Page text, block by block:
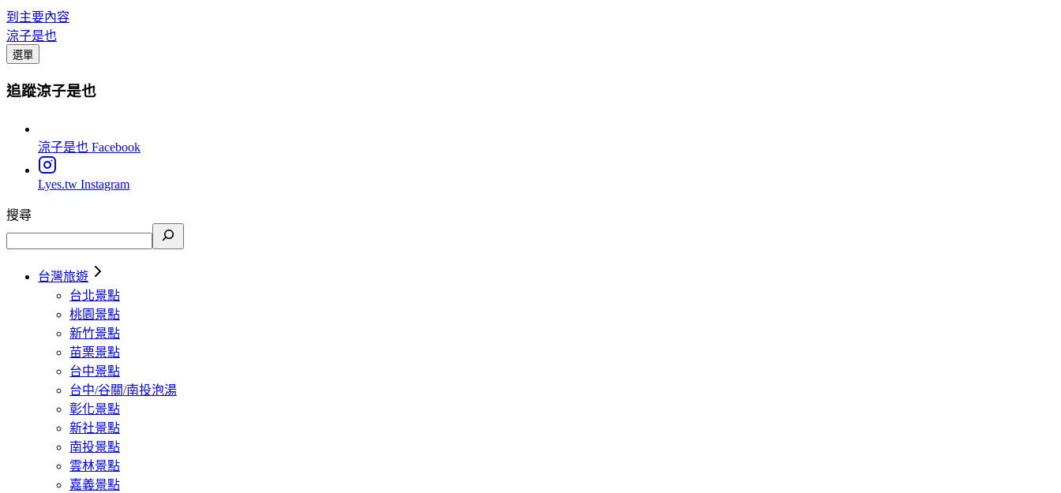
到主要內容
涼子是也
選單
追蹤涼子是也
涼子是也 Facebook
Lyes.tw Instagram
搜尋
台灣旅遊
台北景點
桃園景點
新竹景點
苗栗景點
台中景點
台中/谷關/南投泡湯
彰化景點
新社景點
南投景點
雲林景點
嘉義景點